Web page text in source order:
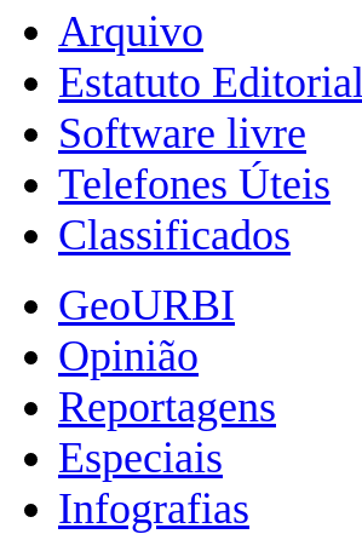
Arquivo
Estatuto Editorial
Software livre
Telefones Úteis
Classificados
GeoURBI
Opinião
Reportagens
Especiais
Infografias